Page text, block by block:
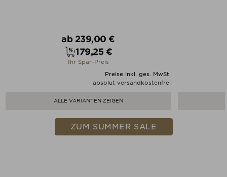
Verkaufspreis
ab 239,00 €
Preis
179,25 €
Ihr Spar-Preis
Preise inkl. ges. MwSt.
absolut versandkostenfrei
ALLE VARIANTEN ZEIGEN
ZUM SUMMER SALE